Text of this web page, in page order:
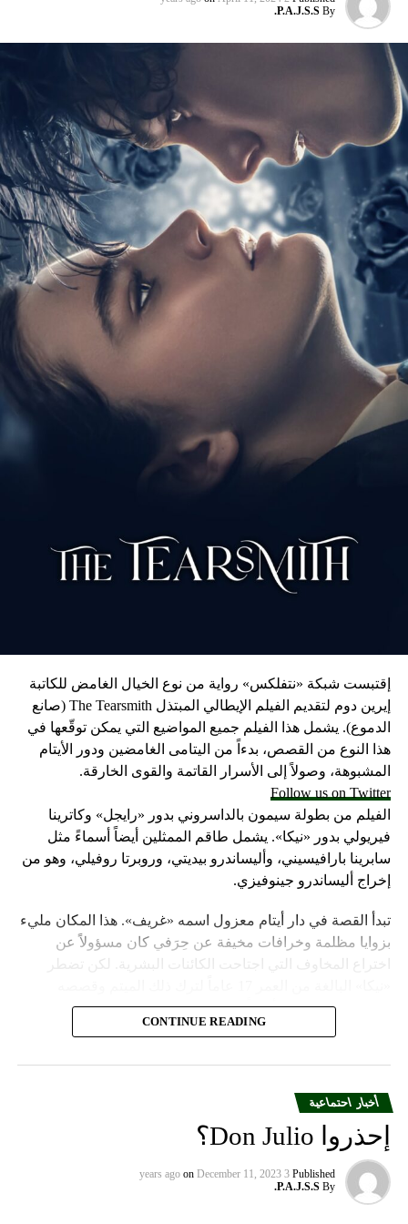
RELATED TOPICS:
المحتملة بين ترامب وديسانتيس… تشعل
سائق تاكسي يروي القصة الكاملة لمطاردة الأمير هاري
وميغان ماركل
By
P.A.J.S.S.
إقتبست شبكة «نتفلكس» رواية من نوع الخيال الغامض للكاتبة
إيرين دوم لتقديم الفيلم الإيطالي المبتذل The Tearsmith (صانع
الدموع). يشمل هذا الفيلم جميع المواضيع التي يمكن توقّعها في
هذا النوع من القصص، بدءاً من اليتامى الغامضين ودور الأيتام
المشبوهة، وصولاً إلى الأسرار القاتمة والقوى الخارقة.
Follow us on Twitter
الفيلم من بطولة سيمون بالداسروني بدور «رايجل» وكاترينا
فيريولي بدور «نيكا». يشمل طاقم الممثلين أيضاً أسماءً مثل
سابرينا بارافيسيني، وأليساندرو بيديتي، وروبرتا روفيلي، وهو من
إخراج أليساندرو جينوفيزي.
تبدأ القصة في دار أيتام معزول اسمه «غريف». هذا المكان مليء
بزوايا مظلمة وخرافات مخيفة عن حِرَفي كان مسؤولاً عن
اختراع المخاوف التي اجتاحت الكائنات البشرية. لكن تضطر
الشائكة حين تتبناها أخيراً عائلة «ميليغان».
آخر اسمه «رايجل» من دار الأيتام نفسه. هي تظن أنه «صانع
الدموع» المزعوم. هما يتبادلان الكراهية، لكنّ تجربتهما المشتركة
والمؤلمة في الميتم تجعلهما يتقرّبان من بعضهما أيضاً. سرعان ما
يزداد الوضع احتداماً بسبب الانجذاب الواضح بينهما.
(الشفق)، حتى أنه قد يتجدد بعد عقد من الزمن، لكنه يبقى حتى
CONTINUE READING
أخبار احتماعية
إحذروا Don Julio؟
Published
3 years ago
on December 11, 2023
By
P.A.J.S.S.